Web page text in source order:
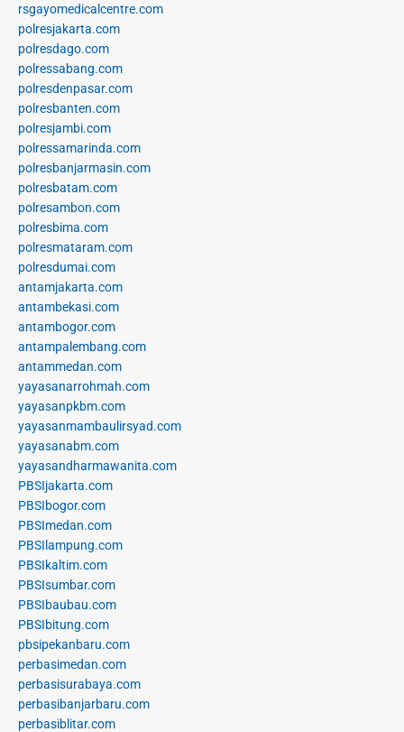
rsgayomedicalcentre.com
polresjakarta.com
polresdago.com
polressabang.com
polresdenpasar.com
polresbanten.com
polresjambi.com
polressamarinda.com
polresbanjarmasin.com
polresbatam.com
polresambon.com
polresbima.com
polresmataram.com
polresdumai.com
antamjakarta.com
antambekasi.com
antambogor.com
antampalembang.com
antammedan.com
yayasanarrohmah.com
yayasanpkbm.com
yayasanmambaulirsyad.com
yayasanabm.com
yayasandharmawanita.com
PBSIjakarta.com
PBSIbogor.com
PBSImedan.com
PBSIlampung.com
PBSIkaltim.com
PBSIsumbar.com
PBSIbaubau.com
PBSIbitung.com
pbsipekanbaru.com
perbasimedan.com
perbasisurabaya.com
perbasibanjarbaru.com
perbasiblitar.com